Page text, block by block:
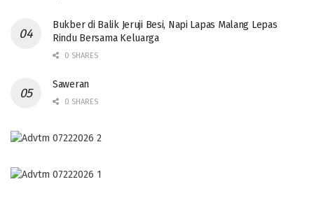
Bukber di Balik Jeruji Besi, Napi Lapas Malang Lepas
Rindu Bersama Keluarga
0 SHARES
Saweran
0 SHARES